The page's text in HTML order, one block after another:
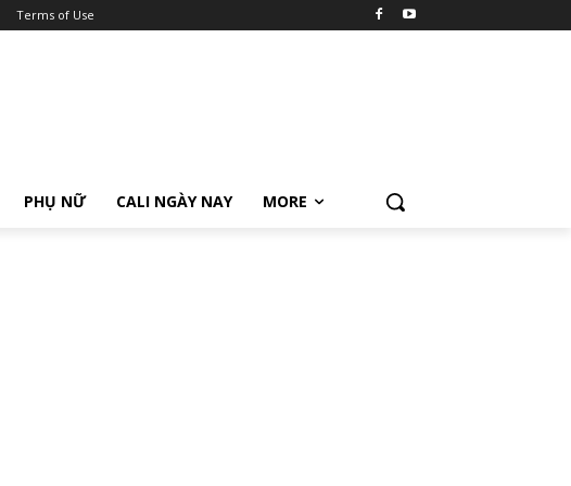
Terms of Use
PHỤ NỮ CALI NGÀY NAY MORE